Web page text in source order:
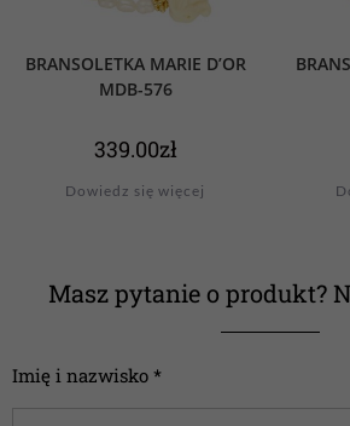
BRANSOLETKA MARIE D’OR
MDB-576
339.00zł
Dowiedz się więcej
Masz pytanie o produkt?
Imię i nazwisko *